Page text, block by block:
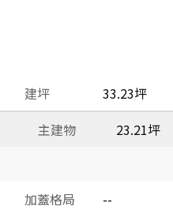
建坪 33.23坪
主建物 23.21坪
加蓋格局 --